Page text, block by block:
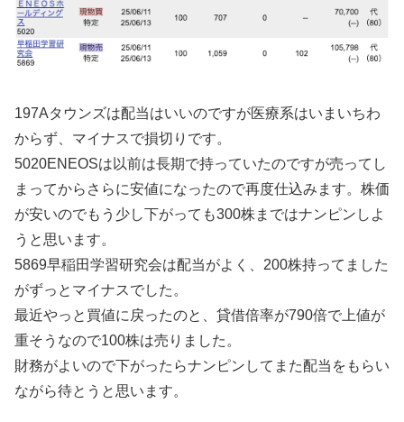
197Aタウンズは配当はいいのですが医療系はいまいちわ
からず、マイナスで損切りです。
5020ENEOSは以前は長期で持っていたのですが売ってし
まってからさらに安値になったので再度仕込みます。株価
が安いのでもう少し下がっても300株まではナンピンしよ
うと思います。
5869早稲田学習研究会は配当がよく、200株持ってました
がずっとマイナスでした。
最近やっと買値に戻ったのと、貸借倍率が790倍で上値が
重そうなので100株は売りました。
財務がよいので下がったらナンピンしてまた配当をもらい
ながら待とうと思います。